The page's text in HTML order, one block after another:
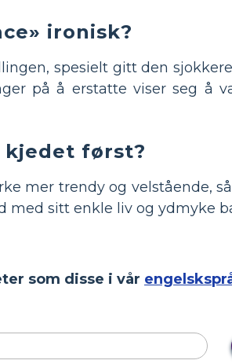
ironisk?
spesielt gitt den
på å erstatte viser seg å
først?
mer trendy og velstående,
med sitt enkle liv og ydmyke
som disse i vår